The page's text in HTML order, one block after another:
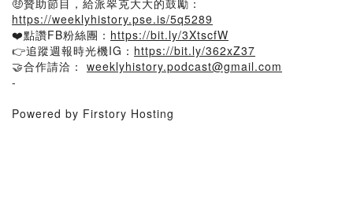
🤑贊助節目，給派翠克大大的鼓勵：
https://weeklyhistory.pse.is/5q5289
❤️點讚FB粉絲團： https://bit.ly/3XtscfW
👉追蹤週報時光機IG： https://bit.ly/362xZ37
🤝合作請洽： weeklyhistory.podcast@gmail.com
-
Powered by Firstory Hosting